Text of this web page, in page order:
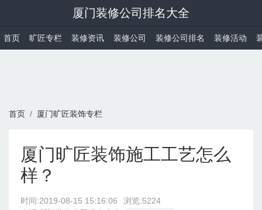
厦门装修公司排名大全
首页 旷匠专栏 装修资讯 装修公司 装修公司排名 装修活动
首页 厦门旷匠装饰专栏
厦门旷匠装饰施工工艺怎么
样？
时间:2019-08-15 15:16:06
浏览:5224